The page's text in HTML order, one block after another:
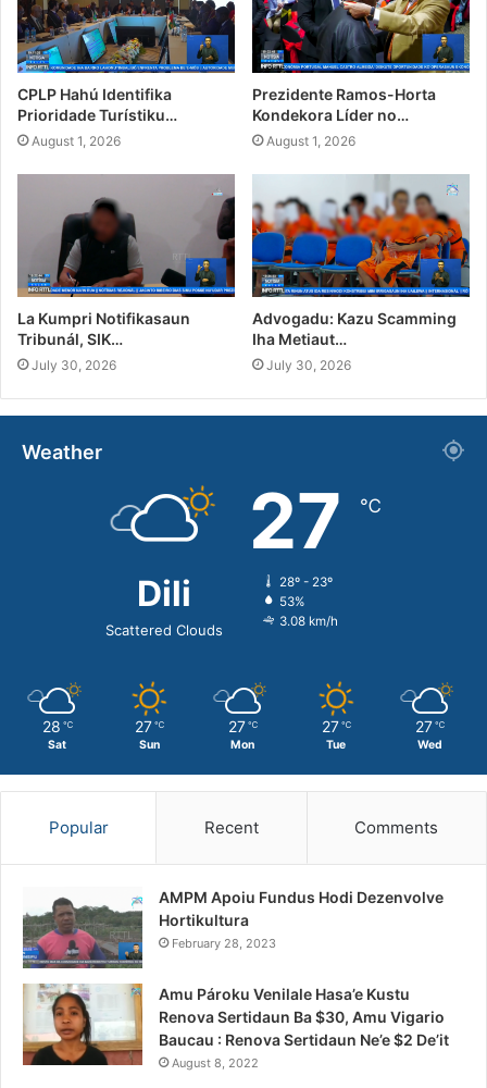
CPLP Hahú Identifika
Prioridade Turístiku…
August 1, 2026
Prezidente Ramos-Horta
Kondekora Líder no…
August 1, 2026
La Kumpri Notifikasaun
Tribunál, SIK…
July 30, 2026
Advogadu: Kazu Scamming
Iha Metiaut…
July 30, 2026
Weather
Dili
Scattered Clouds
27 ℃
28º - 23º
53%
3.08 km/h
28 ℃
Sat
27 ℃
Sun
27 ℃
Mon
27 ℃
Tue
27 ℃
Wed
Popular Recent Comments
AMPM Apoiu Fundus Hodi Dezenvolve
Hortikultura
February 28, 2023
Amu Pároku Venilale Hasa’e Kustu
Renova Sertidaun Ba $30, Amu Vigario
Baucau : Renova Sertidaun Ne’e $2 De’it
August 8, 2022